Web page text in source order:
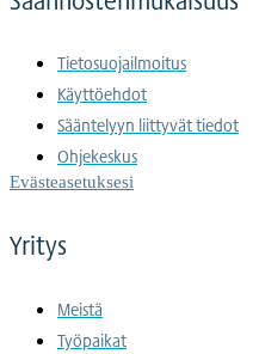
Tietosuojailmoitus
Käyttöehdot
Sääntelyyn liittyvät tiedot
Ohjekeskus
Evästeasetuksesi
Yritys
Meistä
Työpaikat